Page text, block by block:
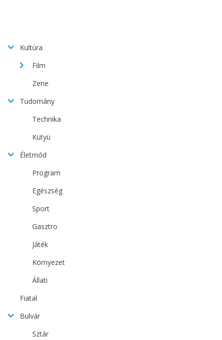
Kultúra
Film
Zene
Tudomány
Technika
Kütyü
Életmód
Program
Egészség
Sport
Gasztro
Játék
Környezet
Állati
Fiatal
Bulvár
Sztár